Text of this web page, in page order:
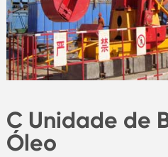
C Unidade de
Óleo